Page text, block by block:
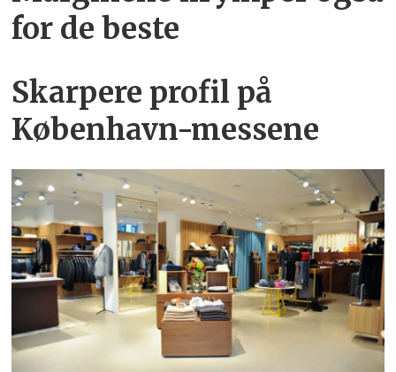
for de beste
Skarpere profil på
København-messene